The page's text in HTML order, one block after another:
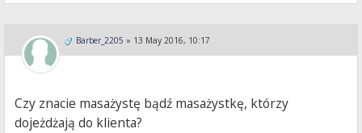
Barber_2205 » 13 May 2016, 10:17
Czy znacie masażystę bądź masażystkę, którzy
dojeżdżają do klienta?